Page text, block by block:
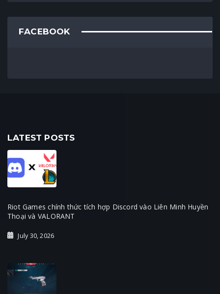
FACEBOOK
LATEST POSTS
Riot Games chính thức tích hợp Discord vào Liên Minh Huyền
Thoại và VALORANT
July 30, 2026